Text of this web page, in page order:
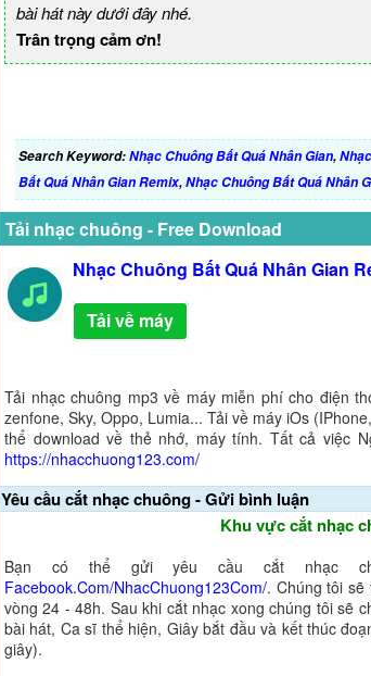
bài hát này dưới đây nhé.
Trân trọng cảm ơn!
Search Keyword:Nhạc Chuông Bất Quá Nhân Gian,
Bất Quá Nhân Gian Remix,Nhạc Chuông Bất Quá Nhân
Tải nhạc chuông - Free Download
Nhạc Chuông Bất Quá Nhân Gian
Tải về máy
Tải nhạc chuông mp3 về máy miễn phí cho điện
zenfone, Sky, Oppo, Lumia... Tải về máy iOs
thể download về thẻ nhớ, máy tính. Tất cả việc
https://nhacchuong123.com/
Yêu cầu cắt nhạc chuông - Gửi bình luận
Khu vực cắt nhạc
Bạn có thể gửi yêu cầu cắt nhạc
Facebook.Com/NhacChuong123Com/. Chúng tôi
vòng 24 - 48h. Sau khi cắt nhạc xong chúng tôi sẽ
bài hát, Ca sĩ thể hiện, Giây bắt đầu và kết thúc
giây).